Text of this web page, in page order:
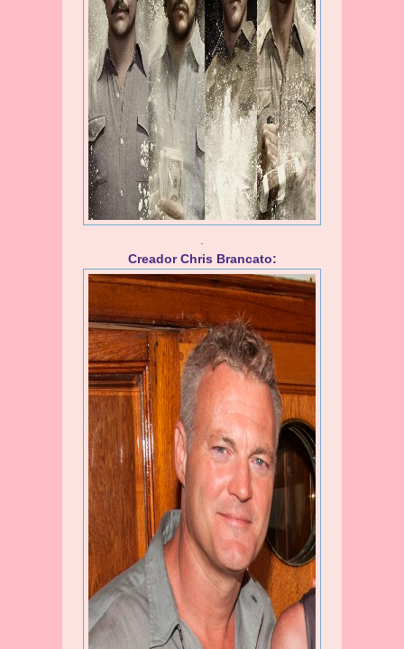
Creador Chris Brancato: